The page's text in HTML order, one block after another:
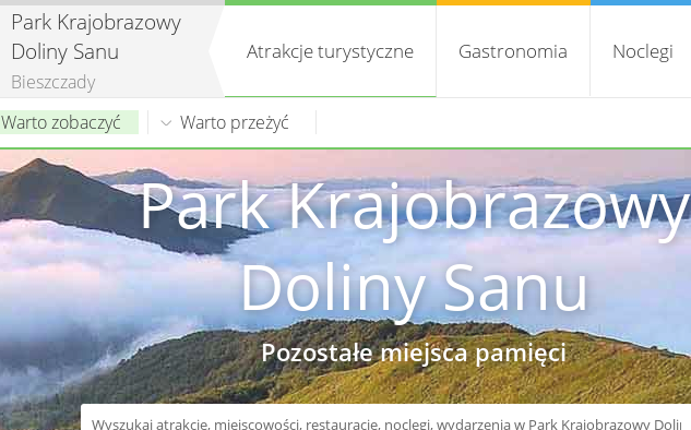
Park Krajobrazowy
Doliny Sanu
Bieszczady
Atrakcje turystyczne
Warto zobaczyć Warto przeżyć
Gastronomia Noclegi
Park Krajobrazowy
Doliny Sanu
Pozostałe miejsca pamięci